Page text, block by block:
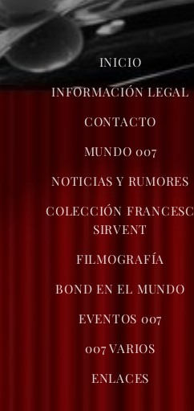
INICIO
INFORMACIÓN LEGAL
CONTACTO
MUNDO 007
NOTICIAS Y RUMORES
COLECCIÓN FRANCESC
SIRVENT
FILMOGRAFÍA
BOND EN EL MUNDO
EVENTOS 007
007 VARIOS
ENLACES